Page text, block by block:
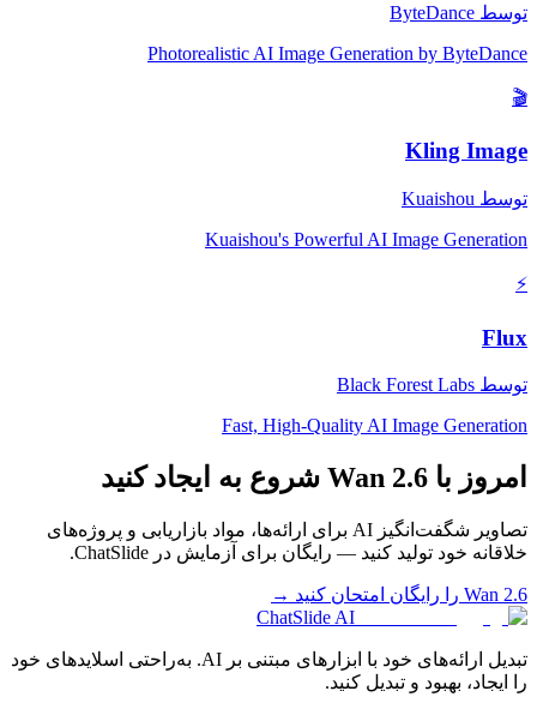
توسط ByteDance
Photorealistic AI Image Generation by ByteDance
🎬
Kling Image
توسط Kuaishou
Kuaishou's Powerful AI Image Generation
⚡
Flux
توسط Black Forest Labs
Fast, High-Quality AI Image Generation
امروز با Wan 2.6 شروع به ایجاد کنید
تصاویر شگفت‌انگیز AI برای ارائه‌ها، مواد بازاریابی و پروژه‌های
خلاقانه خود تولید کنید — رایگان برای آزمایش در ChatSlide.
Wan 2.6 را رایگان امتحان کنید →
ChatSlide AI
تبدیل ارائه‌های خود با ابزارهای مبتنی بر AI. به‌راحتی اسلایدهای خود
را ایجاد، بهبود و تبدیل کنید.